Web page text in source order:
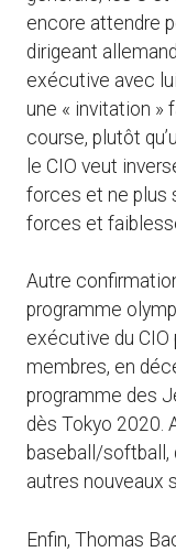
encore attendre
dirigeant
exécutive avec
une « invitation »
course, plutôt
le CIO veut
forces et ne plus
forces et
Autre
programme
exécutive du CIO
membres, en
programme des
dès Tokyo 2020.
baseball/softball,
autres nouveaux
Enfin, Thomas